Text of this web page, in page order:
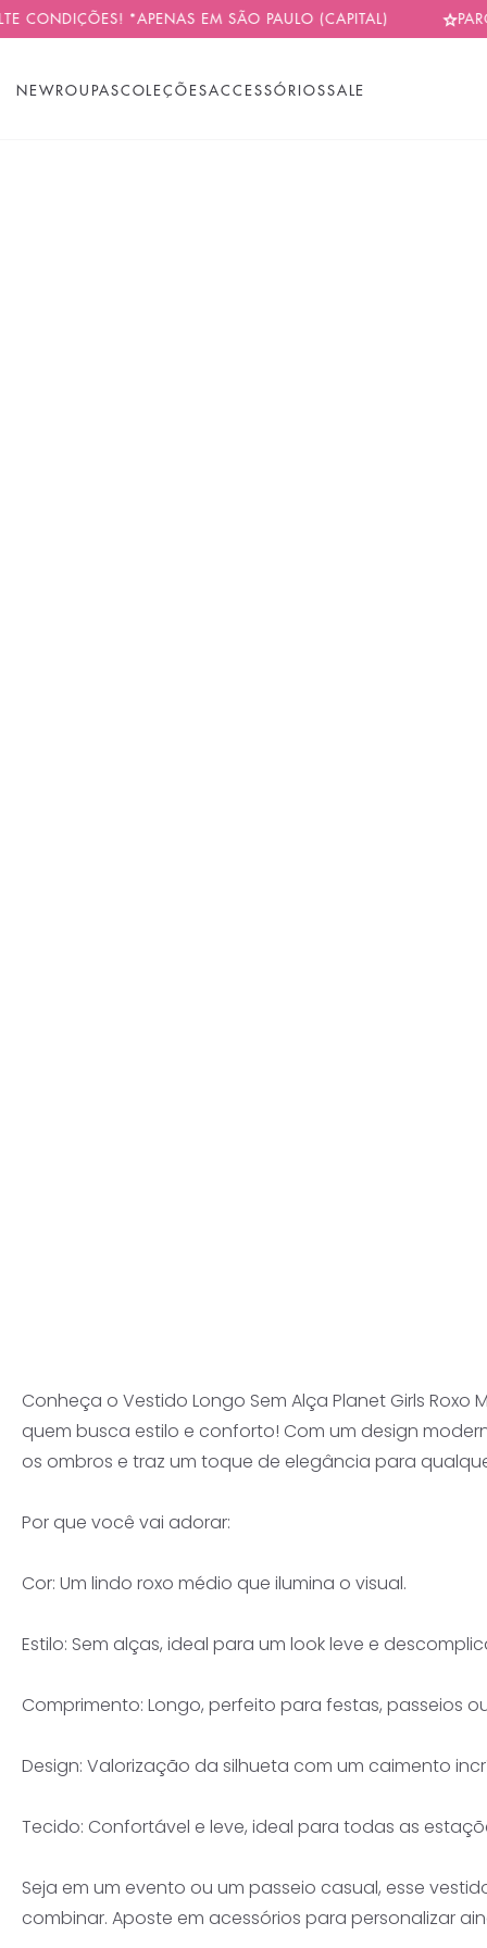
*APENAS EM SÃO PAULO (CAPITAL)
NEWROUPASCOLEÇÕESACCESSÓRIOSSALE
Conheça o Vestido Longo Sem Alça Planet Girls
quem busca estilo e conforto! Com um design
os ombros e traz um toque de elegância para
Por que você vai adorar:
Cor: Um lindo roxo médio que ilumina o visual.
Estilo: Sem alças, ideal para um look leve e
Comprimento: Longo, perfeito para festas, passeios
Design: Valorização da silhueta com um caimento
Tecido: Confortável e leve, ideal para todas as
Seja em um evento ou um passeio casual, esse
combinar. Aposte em acessórios para personalizar